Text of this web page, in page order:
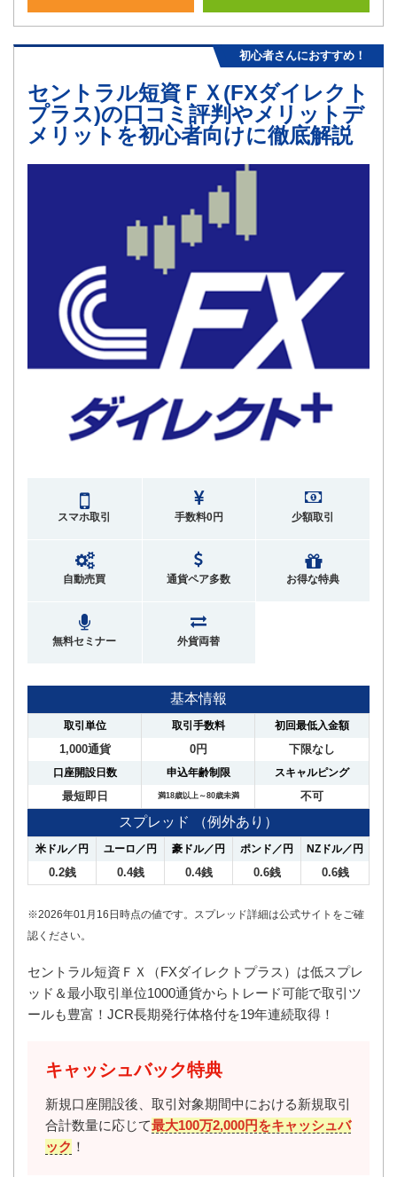
初心者さんにおすすめ！
セントラル短資ＦＸ(FXダイレクト
プラス)の口コミ評判やメリットデ
メリットを初心者向けに徹底解説
スマホ取引 手数料0円 少額取引
自動売買 通貨ペア多数 お得な特典
無料セミナー 外貨両替
基本情報
取引単位 取引手数料 初回最低入金額
1,000通貨 0円 下限なし
口座開設日数 申込年齢制限 スキャルピング
最短即日 満18歳以上～80歳未満 不可
スプレッド （例外あり）
米ドル／円 ユーロ／円 豪ドル／円 ポンド／円 NZドル／円
0.2銭 0.4銭 0.4銭 0.6銭 0.6銭
※2026年01月16日時点の値です。スプレッド詳細は公式サイトをご確
認ください。
セントラル短資ＦＸ（FXダイレクトプラス）は低スプレ
ッド＆最小取引単位1000通貨からトレード可能で取引ツ
ールも豊富！JCR長期発行体格付を19年連続取得！
キャッシュバック特典
新規口座開設後、取引対象期間中における新規取引
合計数量に応じて最大100万2,000円をキャッシュバ
ック ！